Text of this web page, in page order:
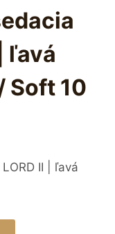
ľavá
Soft 10
II | ľavá